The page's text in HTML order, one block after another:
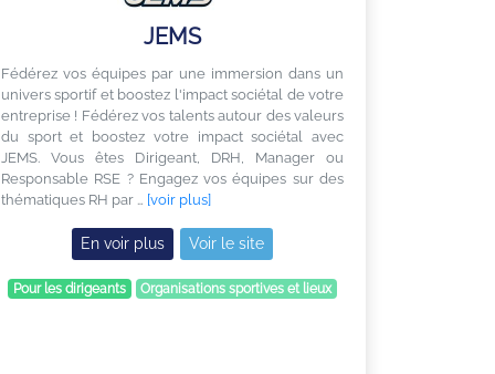
JEMS
Fédérez vos équipes par une immersion dans un
univers sportif et boostez l'impact sociétal de votre
entreprise ! Fédérez vos talents autour des valeurs
du sport et boostez votre impact sociétal avec
JEMS. Vous êtes Dirigeant, DRH, Manager ou
Responsable RSE ? Engagez vos équipes sur des
thématiques RH par … [voir plus]
En voir plus Voir le site
Pour les dirigeants Organisations sportives et lieux